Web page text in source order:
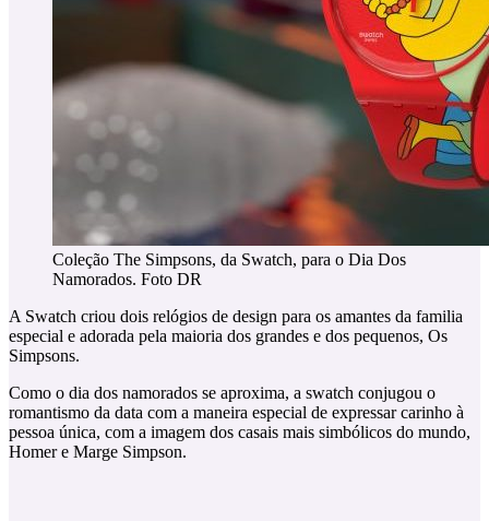
Coleção The Simpsons, da Swatch, para o Dia Dos
Namorados. Foto DR
A Swatch criou dois relógios de design para os amantes da familia
especial e adorada pela maioria dos grandes e dos pequenos, Os
Simpsons.
Como o dia dos namorados se aproxima, a swatch conjugou o
romantismo da data com a maneira especial de expressar carinho à
pessoa única, com a imagem dos casais mais simbólicos do mundo,
Homer e Marge Simpson.